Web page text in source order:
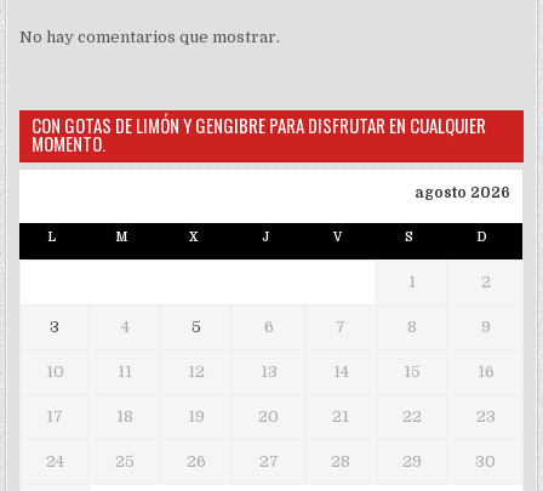
No hay comentarios que mostrar.
CON GOTAS DE LIMÓN Y GENGIBRE PARA DISFRUTAR EN CUALQUIER
MOMENTO.
agosto 2026
L M X J V S D
1 2
3 4 5 6 7 8 9
10 11 12 13 14 15 16
17 18 19 20 21 22 23
24 25 26 27 28 29 30